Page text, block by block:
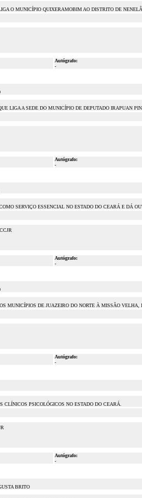
O MUNICÍPIO QUIXERAMOBIM AO DISTRITO DE
Autógrafo:
-
LIGA A SEDE DO MUNICÍPIO DE DEPUTADO IRAPUAN
Autógrafo:
-
SERVIÇO ESSENCIAL NO ESTADO DO CEARÁ E DÁ
CCJR
Autógrafo:
-
MUNICÍPIOS DE JUAZEIRO DO NORTE À MISSÃO VELHA,
Autógrafo:
-
PSICOLÓGICOS NO ESTADO DO CEARÁ.
Autógrafo:
-
BRITO